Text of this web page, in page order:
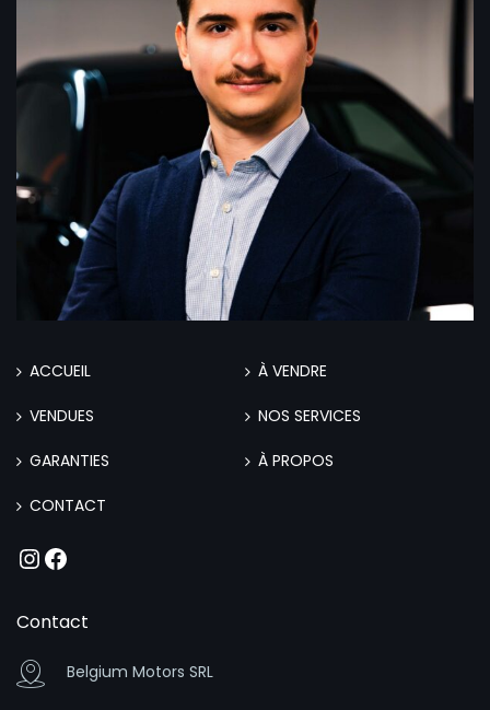
ACCUEIL À VENDRE
VENDUES NOS SERVICES
GARANTIES À PROPOS
CONTACT
Instagram
Facebook
Contact
Belgium Motors SRL